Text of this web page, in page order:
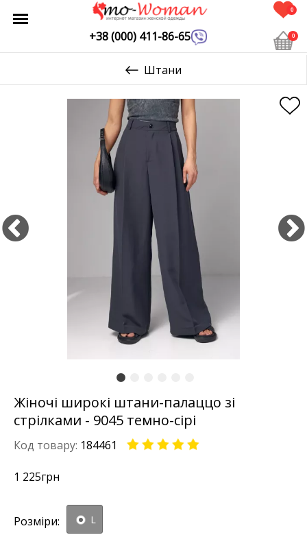
+38 (000) 411-86-65
0
0
Штани
Жіночі широкі штани-палаццо зі
стрілками - 9045 темно-сірі
Код товару: 184461
1 225грн
Розміри: L